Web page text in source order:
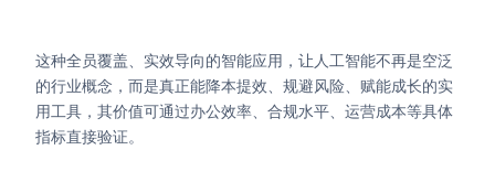
这种全员覆盖、实效导向的智能应用，让人工智能不再是空泛
的行业概念，而是真正能降本提效、规避风险、赋能成长的实
用工具，其价值可通过办公效率、合规水平、运营成本等具体
指标直接验证。